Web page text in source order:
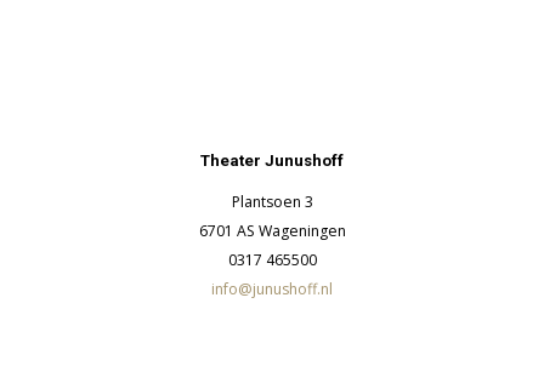
Theater Junushoff
Plantsoen 3
6701 AS Wageningen
0317 465500
info@junushoff.nl